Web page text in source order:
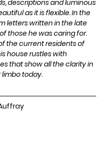
descriptions and luminous
as it is flexible. In the
letters written in the late
those he was caring for.
the current residents of
house rustles with
that show all the clarity in
today.